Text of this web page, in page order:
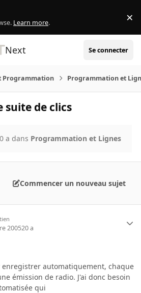
Learn more. ×
Next Se connecter
Programmation Programmation et
suite de clics
a dans Programmation et Lignes
Commencer un nouveau sujet
200520 a
automatiquement, chaque
émission de radio. J'ai donc besoin
qui